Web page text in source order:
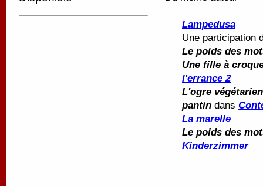
Lampedusa
Une participation
Le poids des
Une fille à
l'errance 2
L'ogre végétarien
pantin dans
La marelle
Le poids des
Kinderzimmer